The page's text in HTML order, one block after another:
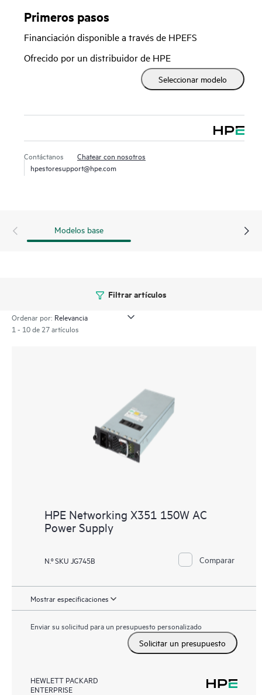
Primeros pasos
Financiación disponible a través de HPEFS
Ofrecido por un distribuidor de HPE
Seleccionar modelo
Contáctanos
Chatear con nosotros
hpestoresupport@hpe.com
Modelos base
Filtrar artículos
Ordenar por:
1 - 10 de 27 artículos
HPE Networking X351 150W AC
Power Supply
N.º SKU JG745B Comparar
Mostrar especificaciones
Enviar su solicitud para un presupuesto personalizado
Solicitar un presupuesto
HEWLETT PACKARD
ENTERPRISE